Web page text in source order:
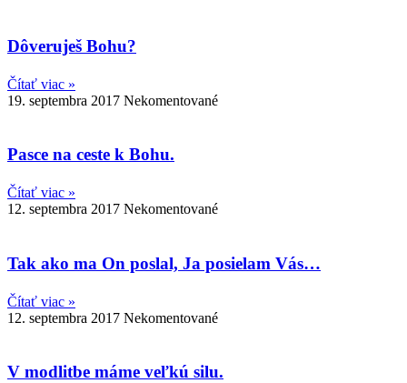
Dôveruješ Bohu?
Čítať viac »
19. septembra 2017 Nekomentované
Pasce na ceste k Bohu.
Čítať viac »
12. septembra 2017 Nekomentované
Tak ako ma On poslal, Ja posielam Vás…
Čítať viac »
12. septembra 2017 Nekomentované
V modlitbe máme veľkú silu.